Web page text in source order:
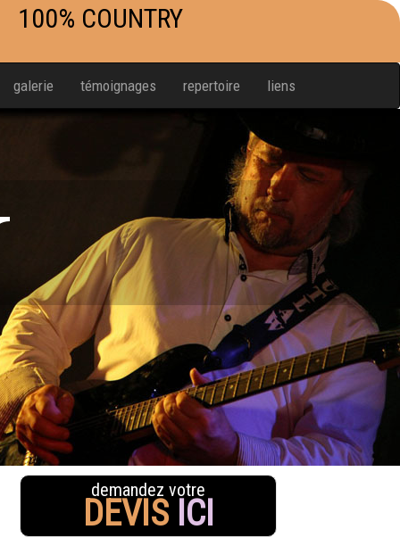
100% COUNTRY
galerie témoignages repertoire liens
demandez votre
DEVIS ICI